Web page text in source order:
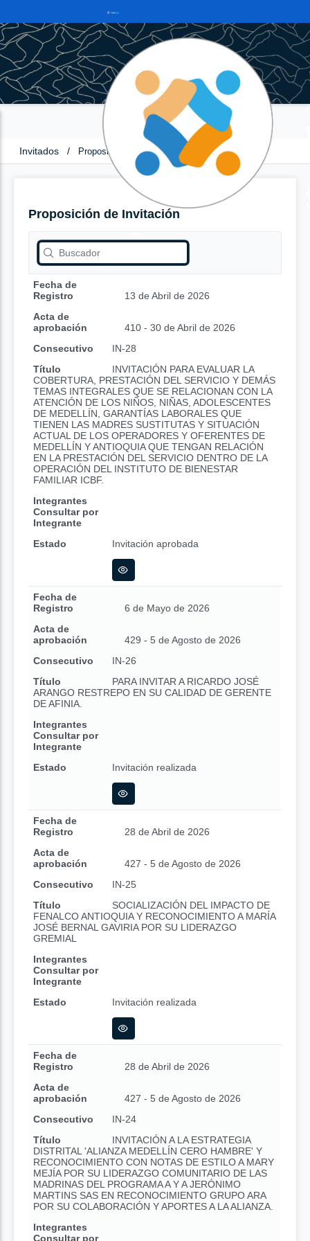
Invitados / Proposición de Invitación
Proposición de Invitación
Fecha de
Registro
13 de Abril de 2026
Acta de
aprobación
410 - 30 de Abril de 2026
Consecutivo
IN-28
Título
INVITACIÓN PARA EVALUAR LA
COBERTURA, PRESTACIÓN DEL SERVICIO Y DEMÁS
TEMAS INTEGRALES QUE SE RELACIONAN CON LA
ATENCIÓN DE LOS NIÑOS, NIÑAS, ADOLESCENTES
DE MEDELLÍN, GARANTÍAS LABORALES QUE
TIENEN LAS MADRES SUSTITUTAS Y SITUACIÓN
ACTUAL DE LOS OPERADORES Y OFERENTES DE
MEDELLÍN Y ANTIOQUIA QUE TENGAN RELACIÓN
EN LA PRESTACIÓN DEL SERVICIO DENTRO DE LA
OPERACIÓN DEL INSTITUTO DE BIENESTAR
FAMILIAR ICBF.
Integrantes
Consultar por
Integrante
Estado
Invitación aprobada
Fecha de
Registro
6 de Mayo de 2026
Acta de
aprobación
429 - 5 de Agosto de 2026
Consecutivo
IN-26
Título
PARA INVITAR A RICARDO JOSÉ
ARANGO RESTREPO EN SU CALIDAD DE GERENTE
DE AFINIA.
Integrantes
Consultar por
Integrante
Estado
Invitación realizada
Fecha de
Registro
28 de Abril de 2026
Acta de
aprobación
427 - 5 de Agosto de 2026
Consecutivo
IN-25
Título
SOCIALIZACIÓN DEL IMPACTO DE
FENALCO ANTIOQUIA Y RECONOCIMIENTO A MARÍA
JOSÉ BERNAL GAVIRIA POR SU LIDERAZGO
GREMIAL
Integrantes
Consultar por
Integrante
Estado
Invitación realizada
Fecha de
Registro
28 de Abril de 2026
Acta de
aprobación
427 - 5 de Agosto de 2026
Consecutivo
IN-24
Título
INVITACIÓN A LA ESTRATEGIA
DISTRITAL 'ALIANZA MEDELLÍN CERO HAMBRE' Y
RECONOCIMIENTO CON NOTAS DE ESTILO A MARY
MEJÍA POR SU LIDERAZGO COMUNITARIO DE LAS
MADRINAS DEL PROGRAMA A Y A JERÓNIMO
MARTINS SAS EN RECONOCIMIENTO GRUPO ARA
POR SU COLABORACIÓN Y APORTES A LA ALIANZA.
Integrantes
Consultar por